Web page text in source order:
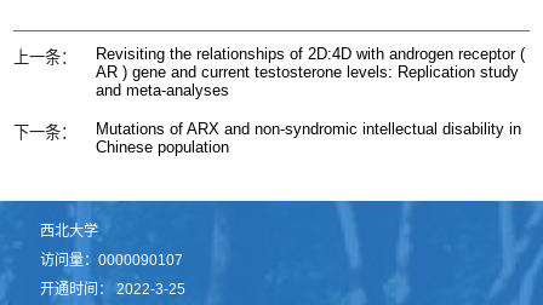
上一条：
Revisiting the relationships of 2D:4D with androgen receptor (
AR ) gene and current testosterone levels: Replication study
and meta‐analyses
下一条：
Mutations of ARX and non-syndromic intellectual disability in
Chinese population
西北大学
访问量：0000090107
开通时间：2022-3-25